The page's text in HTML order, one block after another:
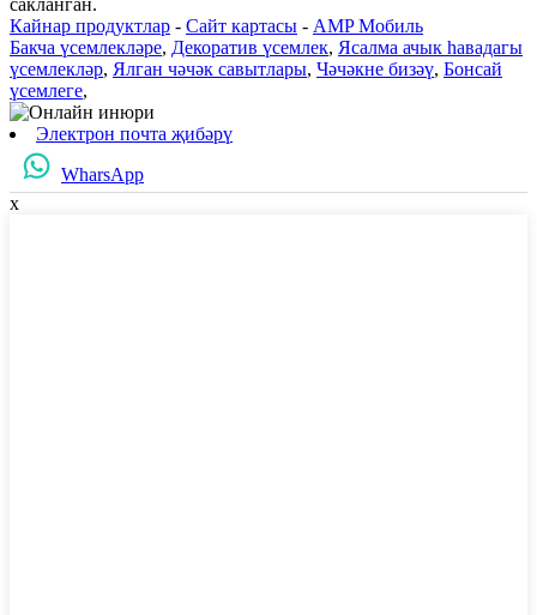
сакланган.
Кайнар продуктлар - Сайт картасы - AMP Мобиль
Бакча үсемлекләре, Декоратив үсемлек, Ясалма ачык һавадагы
үсемлекләр, Ялган чәчәк савытлары, Чәчәкне бизәү, Бонсай
үсемлеге,
Электрон почта җибәрү
WharsApp
x